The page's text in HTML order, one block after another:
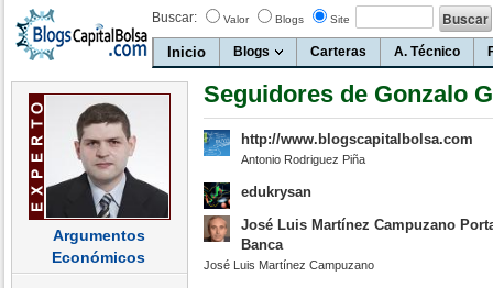
Buscar: Valor Blogs Site
Inicio Blogs Carteras A. Técnico
Argumentos
Económicos
Seguidores de Gonzalo
http://www.blogscapitalbolsa.com
Antonio Rodriguez Piña
edukrysan
José Luis Martínez Campuzano
Banca
José Luis Martínez Campuzano